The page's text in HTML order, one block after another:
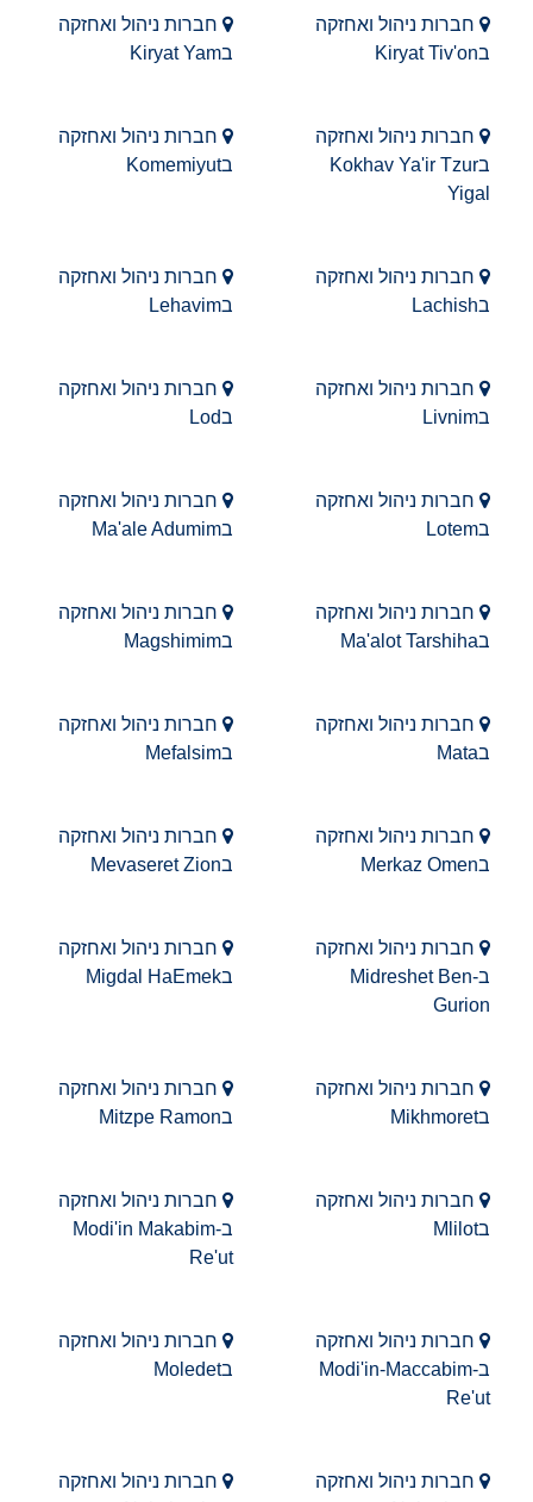
חברות ניהול ואחזקה
בKiryat Tiv'on
חברות ניהול ואחזקה
בKiryat Yam
חברות ניהול ואחזקה
בKokhav Ya'ir Tzur
Yigal
חברות ניהול ואחזקה
בKomemiyut
חברות ניהול ואחזקה
בLachish
חברות ניהול ואחזקה
בLehavim
חברות ניהול ואחזקה
בLivnim
חברות ניהול ואחזקה
בLod
חברות ניהול ואחזקה
בLotem
חברות ניהול ואחזקה
בMa'ale Adumim
חברות ניהול ואחזקה
בMa'alot Tarshiha
חברות ניהול ואחזקה
בMagshimim
חברות ניהול ואחזקה
בMata
חברות ניהול ואחזקה
בMefalsim
חברות ניהול ואחזקה
בMerkaz Omen
חברות ניהול ואחזקה
בMevaseret Zion
חברות ניהול ואחזקה
בMidreshet Ben-
Gurion
חברות ניהול ואחזקה
בMigdal HaEmek
חברות ניהול ואחזקה
בMikhmoret
חברות ניהול ואחזקה
בMitzpe Ramon
חברות ניהול ואחזקה
בMlilot
חברות ניהול ואחזקה
בModi'in Makabim-
Re'ut
חברות ניהול ואחזקה
בModi'in-Maccabim-
Re'ut
חברות ניהול ואחזקה
בMoledet
חברות ניהול ואחזקה
חברות ניהול ואחזקה